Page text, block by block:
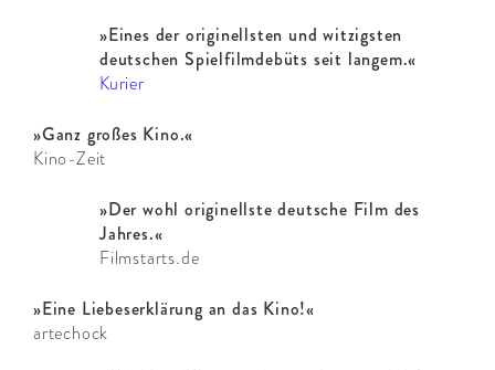
»Eines der originellsten und witzigsten
deutschen Spielfilmdebüts seit langem.«
Kurier
»Ganz großes Kino.«
Kino-Zeit
»Der wohl originellste deutsche Film des
Jahres.«
Filmstarts.de
»Eine Liebeserklärung an das Kino!«
artechock